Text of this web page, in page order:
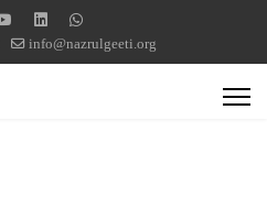
info@nazrulgeeti.org